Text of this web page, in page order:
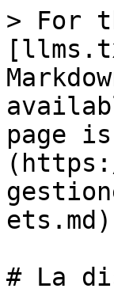
> For
page
# La